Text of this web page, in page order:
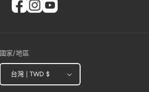
國家/地區
台灣 | TWD $